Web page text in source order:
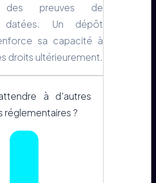
des preuves de
datées. Un dépôt
sa capacité à
droits ultérieurement.
à d'autres
réglementaires ?